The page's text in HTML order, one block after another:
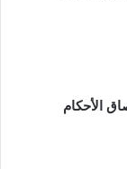
الأحكام